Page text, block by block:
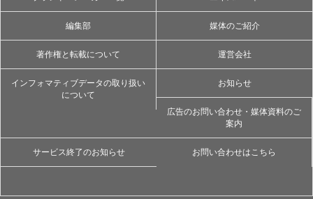
編集部 媒体のご紹介
著作権と転載について 運営会社
インフォマティブデータの取り扱い
について
お知らせ
広告のお問い合わせ・媒体資料のご
案内
サービス終了のお知らせ お問い合わせはこちら